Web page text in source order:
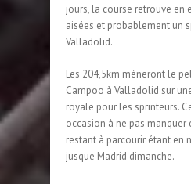
jours, la course retrouve en
aisées et probablement un
Valladolid.
Les 204,5km mèneront le
Campoo à Valladolid sur
royale pour les sprinteurs.
occasion à ne pas manquer
restant à parcourir étant en
jusque Madrid dimanche.